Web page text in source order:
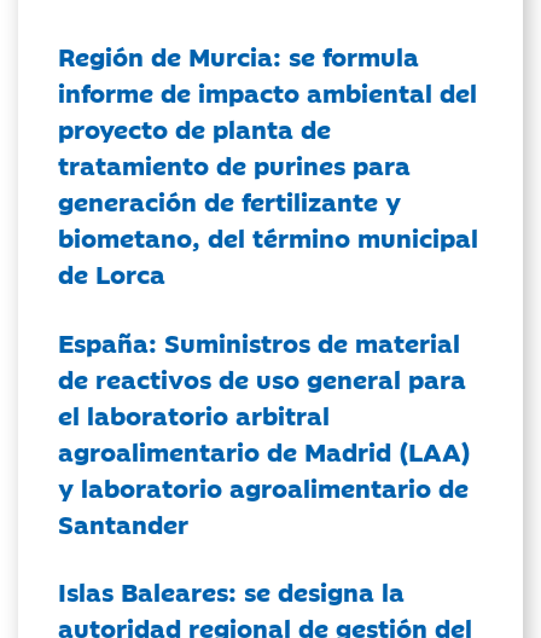
Región de Murcia: se formula
informe de impacto ambiental del
proyecto de planta de
tratamiento de purines para
generación de fertilizante y
biometano, del término municipal
de Lorca
España: Suministros de material
de reactivos de uso general para
el laboratorio arbitral
agroalimentario de Madrid (LAA)
y laboratorio agroalimentario de
Santander
Islas Baleares: se designa la
autoridad regional de gestión del